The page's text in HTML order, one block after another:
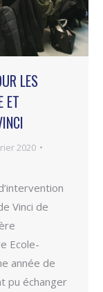
LES
ET
2020
Vinci de
Ecole-
année de
pu échanger